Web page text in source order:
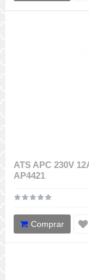
ATS APC 230V
AP4421
Comprar